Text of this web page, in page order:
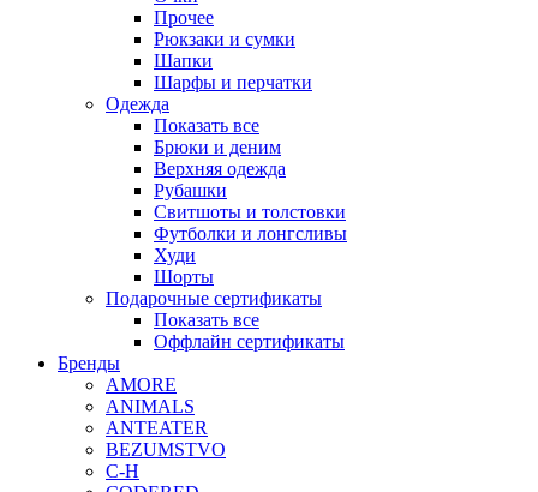
Прочее
Рюкзаки и сумки
Шапки
Шарфы и перчатки
Одежда
Показать все
Брюки и деним
Верхняя одежда
Рубашки
Свитшоты и толстовки
Футболки и лонгсливы
Худи
Шорты
Подарочные сертификаты
Показать все
Оффлайн сертификаты
Бренды
AMORE
ANIMALS
ANTEATER
BEZUMSTVO
C-H